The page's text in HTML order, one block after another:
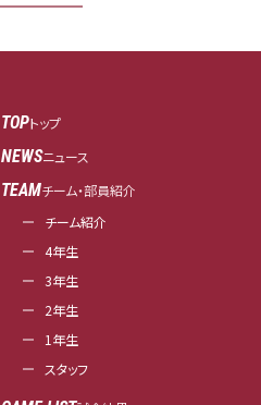
TOPトップ
NEWSニュース
TEAMチーム・部員紹介
チーム紹介
4年生
3年生
2年生
1年生
スタッフ